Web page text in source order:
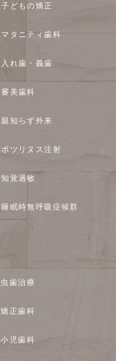
子どもの矯正
マタニティ歯科
入れ歯・義歯
審美歯科
親知らず外来
ボツリヌス注射
知覚過敏
睡眠時無呼吸症候群
虫歯治療
矯正歯科
小児歯科